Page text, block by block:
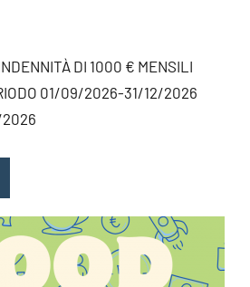
DI 1000 € MENSILI
01/09/2026-31/12/2026